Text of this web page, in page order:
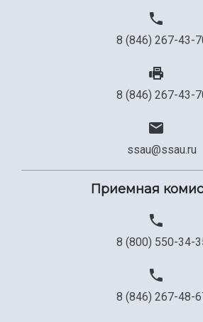
8 (846) 267-43-
8 (846) 267-43-
ssau@ssau.ru
Приемная
8 (800) 550-34-
8 (846) 267-48-